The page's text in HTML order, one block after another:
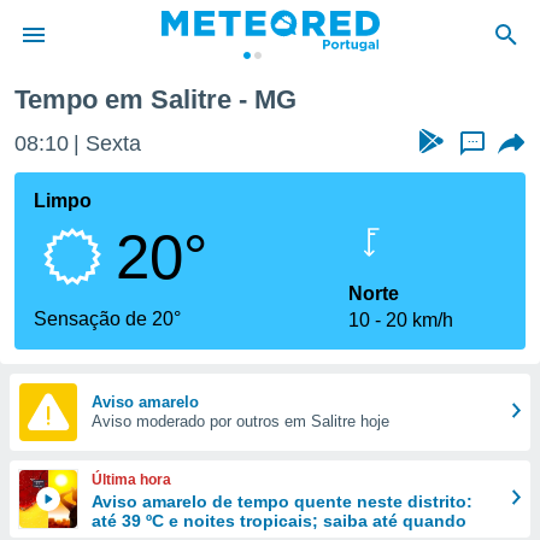
da
foi
fornecidas
a este
das
e
forma
digital
Tempo em Salitre - MG
08:10 Sexta ...
Limpo
20°
Sensação de 20°
Norte
10
20 km/h
Aviso amarelo
Aviso moderado por outros em Salitre hoje
Última hora
Aviso amarelo de tempo quente neste distrito:
até 39 ºC e noites tropicais; saiba até quando